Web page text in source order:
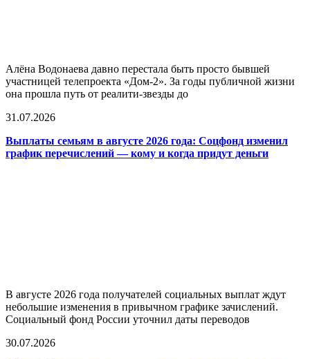
Алёна Водонаева давно перестала быть просто бывшей
участницей телепроекта «Дом-2». За годы публичной жизни
она прошла путь от реалити-звезды до
31.07.2026
Выплаты семьям в августе 2026 года: Соцфонд изменил
график перечислений — кому и когда придут деньги
В августе 2026 года получателей социальных выплат ждут
небольшие изменения в привычном графике зачислений.
Социальный фонд России уточнил даты переводов
30.07.2026